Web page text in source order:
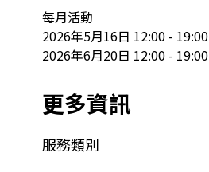
每月活動
2026年5月16日 12:00 - 19:00
2026年6月20日 12:00 - 19:00
更多資訊
服務類別